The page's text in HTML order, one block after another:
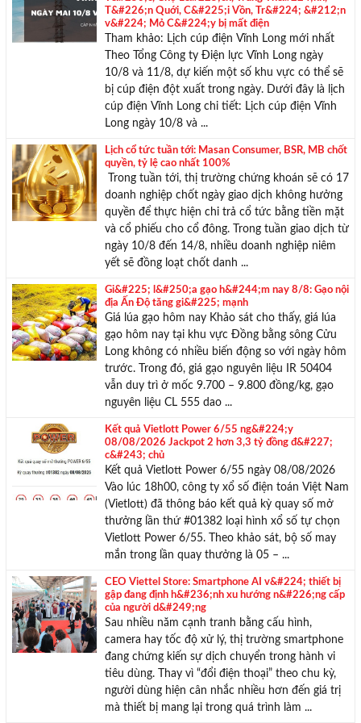
T&#226;n Quới, C&#225;i Vồn, Tr&#224; &#212;n
v&#224; Mỏ C&#224;y bị mất điện
Tham khảo: Lịch cúp điện Vĩnh Long mới nhất
Theo Tổng Công ty Điện lực Vĩnh Long ngày
10/8 và 11/8, dự kiến một số khu vực có thể sẽ
bị cúp điện đột xuất trong ngày. Dưới đây là lịch
cúp điện Vĩnh Long chi tiết: Lịch cúp điện Vĩnh
Long ngày 10/8 và ...
Lịch cổ tức tuần tới: Masan Consumer, BSR, MB chốt
quyền, tỷ lệ cao nhất 100%
Trong tuần tới, thị trường chứng khoán sẽ có 17
doanh nghiệp chốt ngày giao dịch không hưởng
quyền để thực hiện chi trả cổ tức bằng tiền mặt
và cổ phiếu cho cổ đông. Trong tuần giao dịch từ
ngày 10/8 đến 14/8, nhiều doanh nghiệp niêm
yết sẽ đồng loạt chốt danh ...
Gi&#225; l&#250;a gạo h&#244;m nay 8/8: Gạo nội
địa Ấn Độ tăng gi&#225; mạnh
Giá lúa gạo hôm nay Khảo sát cho thấy, giá lúa
gạo hôm nay tại khu vực Đồng bằng sông Cửu
Long không có nhiều biến động so với ngày hôm
trước. Trong đó, giá gạo nguyên liệu IR 50404
vẫn duy trì ở mốc 9.700 – 9.800 đồng/kg, gạo
nguyên liệu CL 555 dao ...
Kết quả Vietlott Power 6/55 ng&#224;y
08/08/2026 Jackpot 2 hơn 3,3 tỷ đồng đ&#227;
c&#243; chủ
Kết quả Vietlott Power 6/55 ngày 08/08/2026
Vào lúc 18h00, công ty xổ số điện toán Việt Nam
(Vietlott) đã thông báo kết quả kỳ quay số mở
thưởng lần thứ #01382 loại hình xổ số tự chọn
Vietlott Power 6/55. Theo khảo sát, bộ số may
mắn trong lần quay thưởng là 05 – ...
CEO Viettel Store: Smartphone AI v&#224; thiết bị
gập đang định h&#236;nh xu hướng n&#226;ng cấp
của người d&#249;ng
Sau nhiều năm cạnh tranh bằng cấu hình,
camera hay tốc độ xử lý, thị trường smartphone
đang chứng kiến sự dịch chuyển trong hành vi
tiêu dùng. Thay vì “đổi điện thoại” theo chu kỳ,
người dùng hiện cân nhắc nhiều hơn đến giá trị
mà thiết bị mang lại trong quá trình làm ...